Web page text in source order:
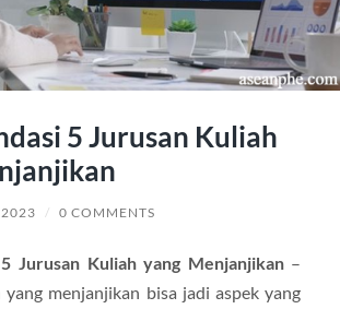
5 Jurusan Kuliah
/ 0 COMMENTS
Jurusan Kuliah yang Menjanjikan–
yang menjanjikan bisa jadi aspek yang